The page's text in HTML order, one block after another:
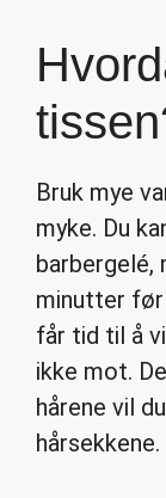
Bruk mye
myke. Du
barbergelé,
minutter før
får tid til å
ikke mot.
hårene vil
hårsekkene.